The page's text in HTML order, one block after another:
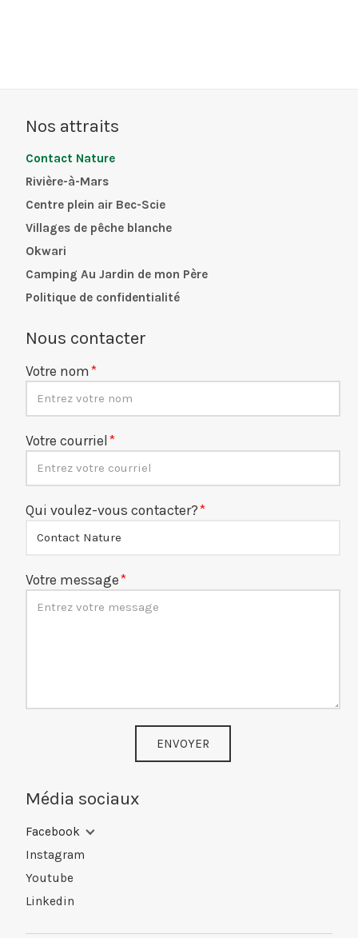
Nos attraits
Contact Nature
Rivière-à-Mars
Centre plein air Bec-Scie
Villages de pêche blanche
Okwari
Camping Au Jardin de mon Père
Politique de confidentialité
Nous contacter
Votre nom
Votre courriel
Qui voulez-vous contacter?
Votre message
ENVOYER
Média sociaux
Facebook
Instagram
Youtube
Linkedin